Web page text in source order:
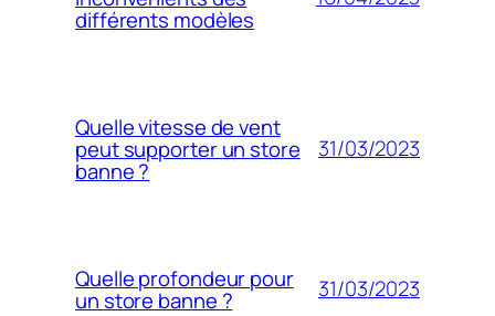
différents modèles
Quelle vitesse de vent
peut supporter un store
banne ?
31/03/2023
Quelle profondeur pour
un store banne ? 31/03/2023